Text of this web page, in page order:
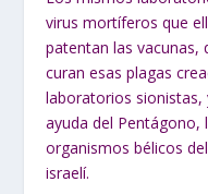
virus mortíferos que
patentan las vacunas,
curan esas plagas
laboratorios
ayuda del Pentágono,
organismos bélicos
israelí.